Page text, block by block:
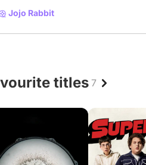
Jojo Rabbit
titles 7